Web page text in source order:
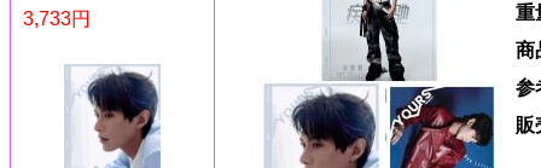
3,733円
重
商
参
販